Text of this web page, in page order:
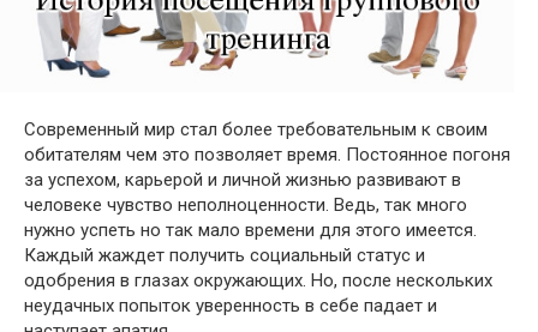
Современный мир стал более требовательным к своим
обитателям чем это позволяет время. Постоянное погоня
за успехом, карьерой и личной жизнью развивают в
человеке чувство неполноценности. Ведь, так много
нужно успеть но так мало времени для этого имеется.
Каждый жаждет получить социальный статус и
одобрения в глазах окружающих. Но, после нескольких
неудачных попыток уверенность в себе падает и